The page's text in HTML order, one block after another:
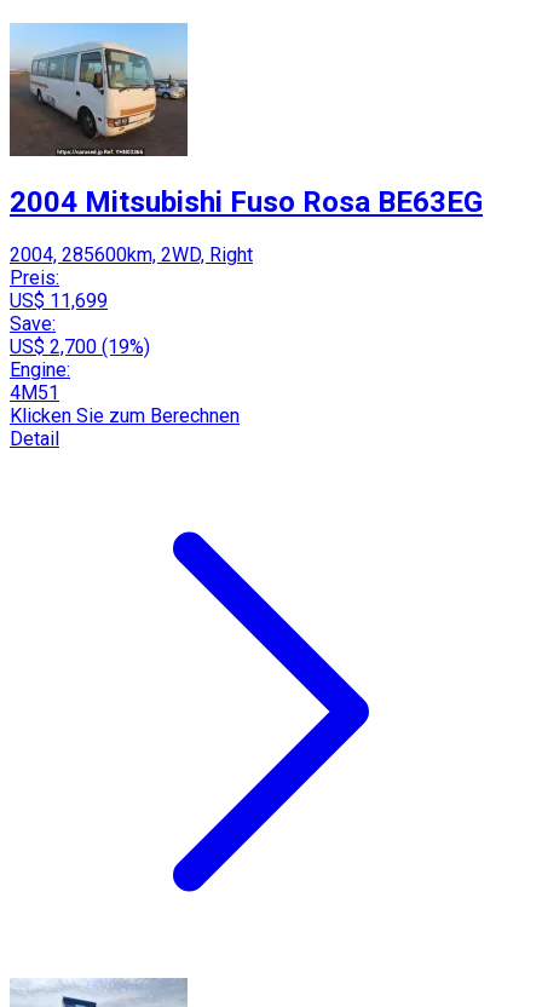
2004 Mitsubishi Fuso Rosa BE63EG
2004, 285600km, 2WD, Right
Preis:
US$ 11,699
Save:
US$ 2,700 (19%)
Engine:
4M51
Klicken Sie zum Berechnen
Detail